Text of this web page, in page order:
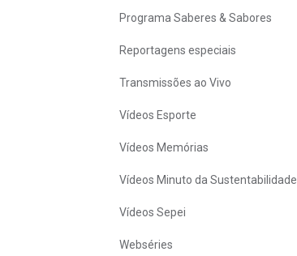
Programa Saberes & Sabores
Reportagens especiais
Transmissões ao Vivo
Vídeos Esporte
Vídeos Memórias
Vídeos Minuto da Sustentabilidade
Vídeos Sepei
Webséries